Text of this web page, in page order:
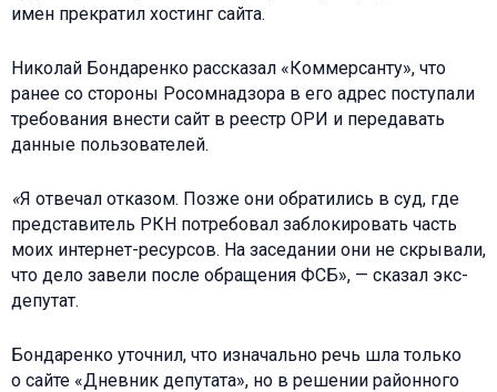
имен прекратил хостинг сайта.
Николай Бондаренко рассказал «Коммерсанту», что
ранее со стороны Росомнадзора в его адрес поступали
требования внести сайт в реестр ОРИ и передавать
данные пользователей.
«Я отвечал отказом. Позже они обратились в суд, где
представитель РКН потребовал заблокировать часть
моих интернет-ресурсов. На заседании они не скрывали,
что дело завели после обращения ФСБ», — сказал экс-
депутат.
Бондаренко уточнил, что изначально речь шла только
о сайте «Дневник депутата», но в решении районного